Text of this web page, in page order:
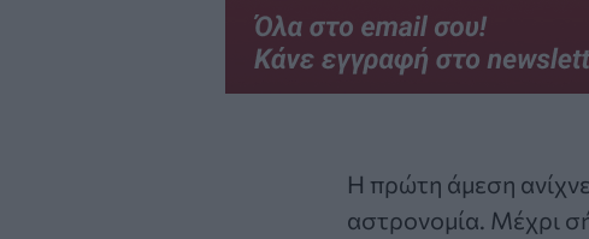
Η πρώτη άμεση
αστρονομία. Μέχρι